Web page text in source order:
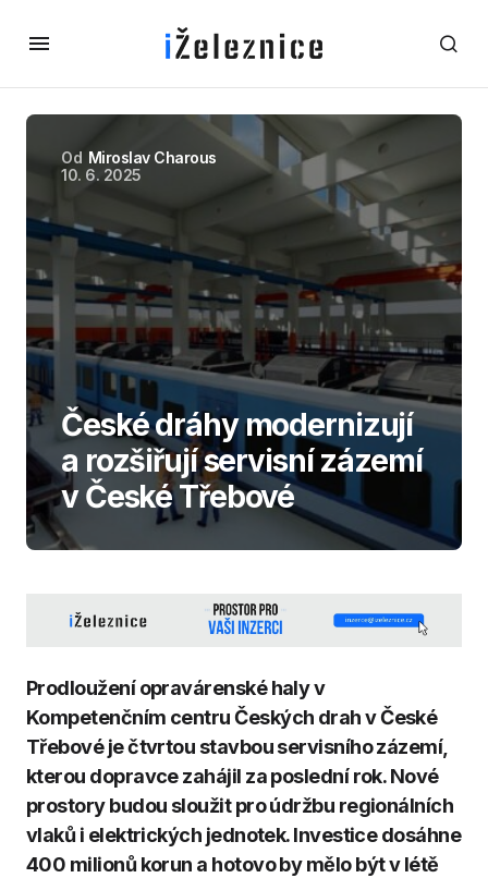
Od Miroslav Charous
10. 6. 2025
České dráhy modernizují
a rozšiřují servisní zázemí
v České Třebové
Prodloužení opravárenské haly v
Kompetenčním centru Českých drah v České
Třebové je čtvrtou stavbou servisního zázemí,
kterou dopravce zahájil za poslední rok. Nové
prostory budou sloužit pro údržbu regionálních
vlaků i elektrických jednotek. Investice dosáhne
400 milionů korun a hotovo by mělo být v létě